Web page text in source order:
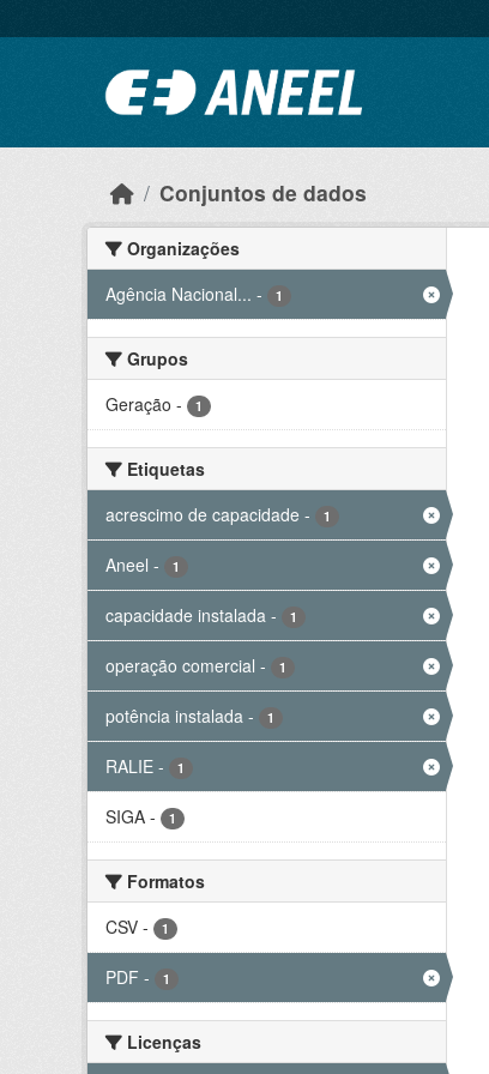
Conjuntos de dados
Organizações
Agência Nacional... - 1
Grupos
Geração - 1
Etiquetas
acrescimo de capacidade - 1
Aneel - 1
capacidade instalada - 1
operação comercial - 1
potência instalada - 1
RALIE - 1
SIGA - 1
Formatos
CSV - 1
PDF - 1
Licenças